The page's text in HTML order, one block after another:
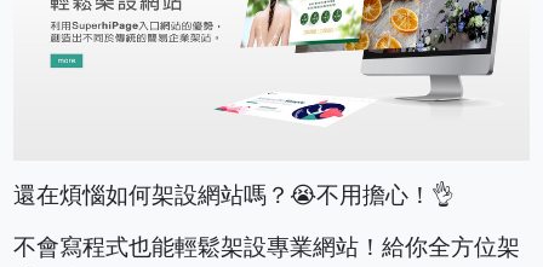
還在煩惱如何架設網站嗎？😭不用擔心！👌
不會寫程式也能輕鬆架設專業網站！給你全方位架